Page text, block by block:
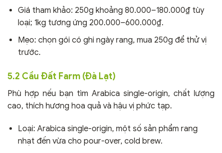
Giá tham khảo: 250g khoảng 80.000–180.000₫ tùy
loại; 1kg tương ứng 200.000–600.000₫.
Mẹo: chọn gói có ghi ngày rang, mua 250g để thử vị
trước.
5.2 Cầu Đất Farm (Đà Lạt)
Phù hợp nếu bạn tìm Arabica single-origin, chất lượng
cao, thích hương hoa quả và hậu vị phức tạp.
Loại: Arabica single-origin, một số sản phẩm rang
nhạt đến vừa cho pour-over, cold brew.